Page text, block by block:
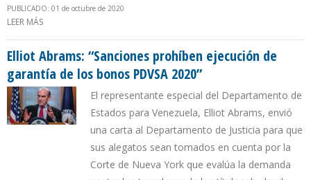
PUBLICADO: 01 de octubre de 2020
LEER MÁS
Elliot Abrams: “Sanciones prohíben ejecución de
garantía de los bonos PDVSA 2020”
El representante especial del Departamento de
Estados para Venezuela, Elliot Abrams, envió
una carta al Departamento de Justicia para que
sus alegatos sean tomados en cuenta por la
Corte de Nueva York que evalúa la demanda